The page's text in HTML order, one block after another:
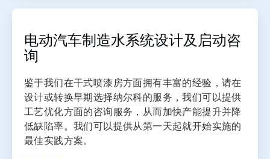
电动汽车制造水系统设计及启动咨
询
鉴于我们在干式喷漆房方面拥有丰富的经验，请在
设计或转换早期选择纳尔科的服务，我们可以提供
工艺优化方面的咨询服务，从而加快产能提升并降
低缺陷率。我们可以提供从第一天起就开始实施的
最佳实践方案。